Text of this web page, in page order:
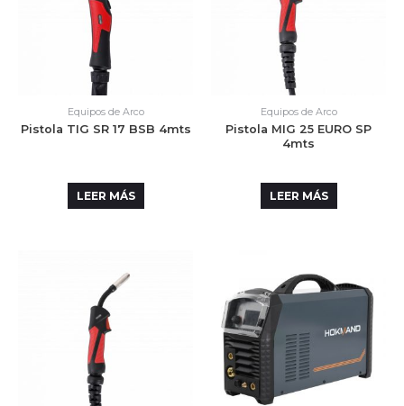
Equipos de Arco
Pistola TIG SR 17 BSB 4mts
LEER MÁS
Equipos de Arco
Pistola MIG 25 EURO SP
4mts
LEER MÁS